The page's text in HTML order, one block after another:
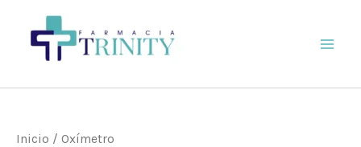
contenido
Inicio / Oxímetro